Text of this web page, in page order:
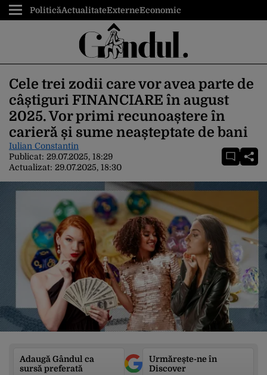
PoliticăActualitateExterneEconomic
Cele trei zodii care vor avea parte de
câștiguri FINANCIARE în august
2025. Vor primi recunoaștere în
carieră și sume neașteptate de bani
Iulian Constantin
Publicat: 29.07.2025, 18:29
Actualizat: 29.07.2025, 18:30
Adaugă Gândul ca
sursă preferată
Urmărește-ne în
Discover